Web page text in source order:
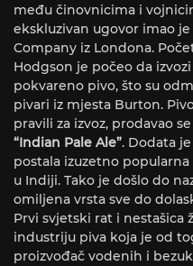
među činovnicima i
ekskluzivan ugovor imao
Company iz Londona.
Hodgson je počeo da
pokvareno pivo, što su
pivari iz mjesta Burton.
pravili za izvoz, prodavao
“Indian Pale Ale”. Dodata
postala izuzetno
u Indiji. Tako je došlo do
omiljena vrsta sve do
Prvi svjetski rat i nestašica
industriju piva koja je od
proizvođač vodenih i